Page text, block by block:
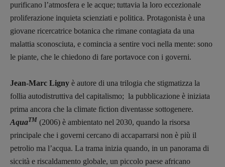
purificano l’atmosfera e le acque; tuttavia la loro eccezionale
proliferazione inquieta scienziati e politica. Protagonista è una
giovane ricercatrice botanica che rimane contagiata da una
malattia sconosciuta, e comincia a sentire voci nella mente: sono
le piante, che le chiedono di fare portavoce con i governi.
Jean-Marc Ligny è autore di una trilogia che stigmatizza la
follia autodistruttiva del capitalismo; la pubblicazione è iniziata
prima ancora che la climate fiction diventasse sottogenere.
AquaTM (2006) è ambientato nel 2030, quando la risorsa
principale che i governi cercano di accaparrarsi non è più il
petrolio ma l’acqua. La trama inizia quando, in un panorama di
siccità e riscaldamento globale, un piccolo paese africano